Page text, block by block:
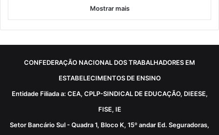
Mostrar mais
CONFEDERAÇÃO NACIONAL DOS TRABALHADORES EM
ESTABELECIMENTOS DE ENSINO
Entidade Filiada a: CEA, CPLP-SINDICAL DE EDUCAÇÃO, DIEESE,
FISE, IE
Setor Bancário Sul - Quadra 1, Bloco K, 15º andar Ed. Seguradoras,